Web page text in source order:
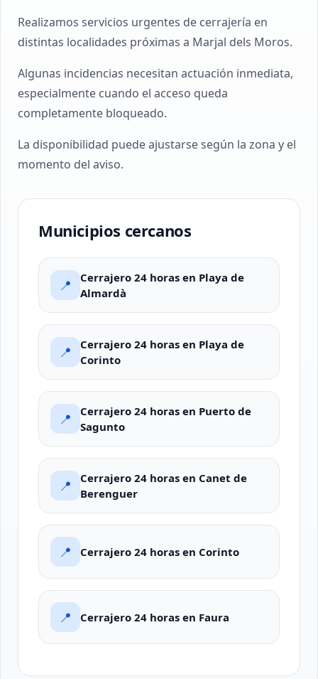
Realizamos servicios urgentes de cerrajería en
distintas localidades próximas a Marjal dels Moros.
Algunas incidencias necesitan actuación inmediata,
especialmente cuando el acceso queda
completamente bloqueado.
La disponibilidad puede ajustarse según la zona y el
momento del aviso.
Municipios cercanos
📍
Cerrajero 24 horas en Playa de
Almardà
📍
Cerrajero 24 horas en Playa de
Corinto
📍
Cerrajero 24 horas en Puerto de
Sagunto
📍
Cerrajero 24 horas en Canet de
Berenguer
📍 Cerrajero 24 horas en Corinto
📍 Cerrajero 24 horas en Faura